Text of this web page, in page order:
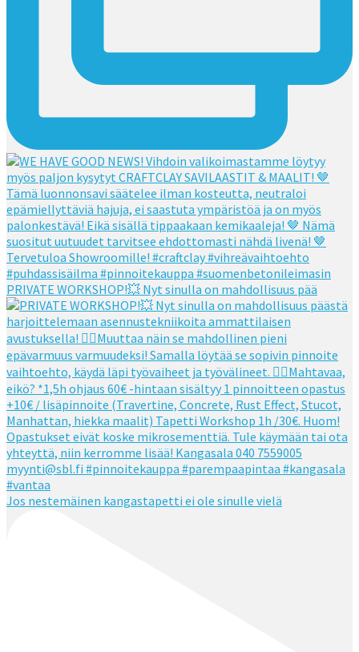
PRIVATE WORKSHOP!💥 Nyt sinulla on mahdollisuus pää
Jos nestemäinen kangastapetti ei ole sinulle vielä